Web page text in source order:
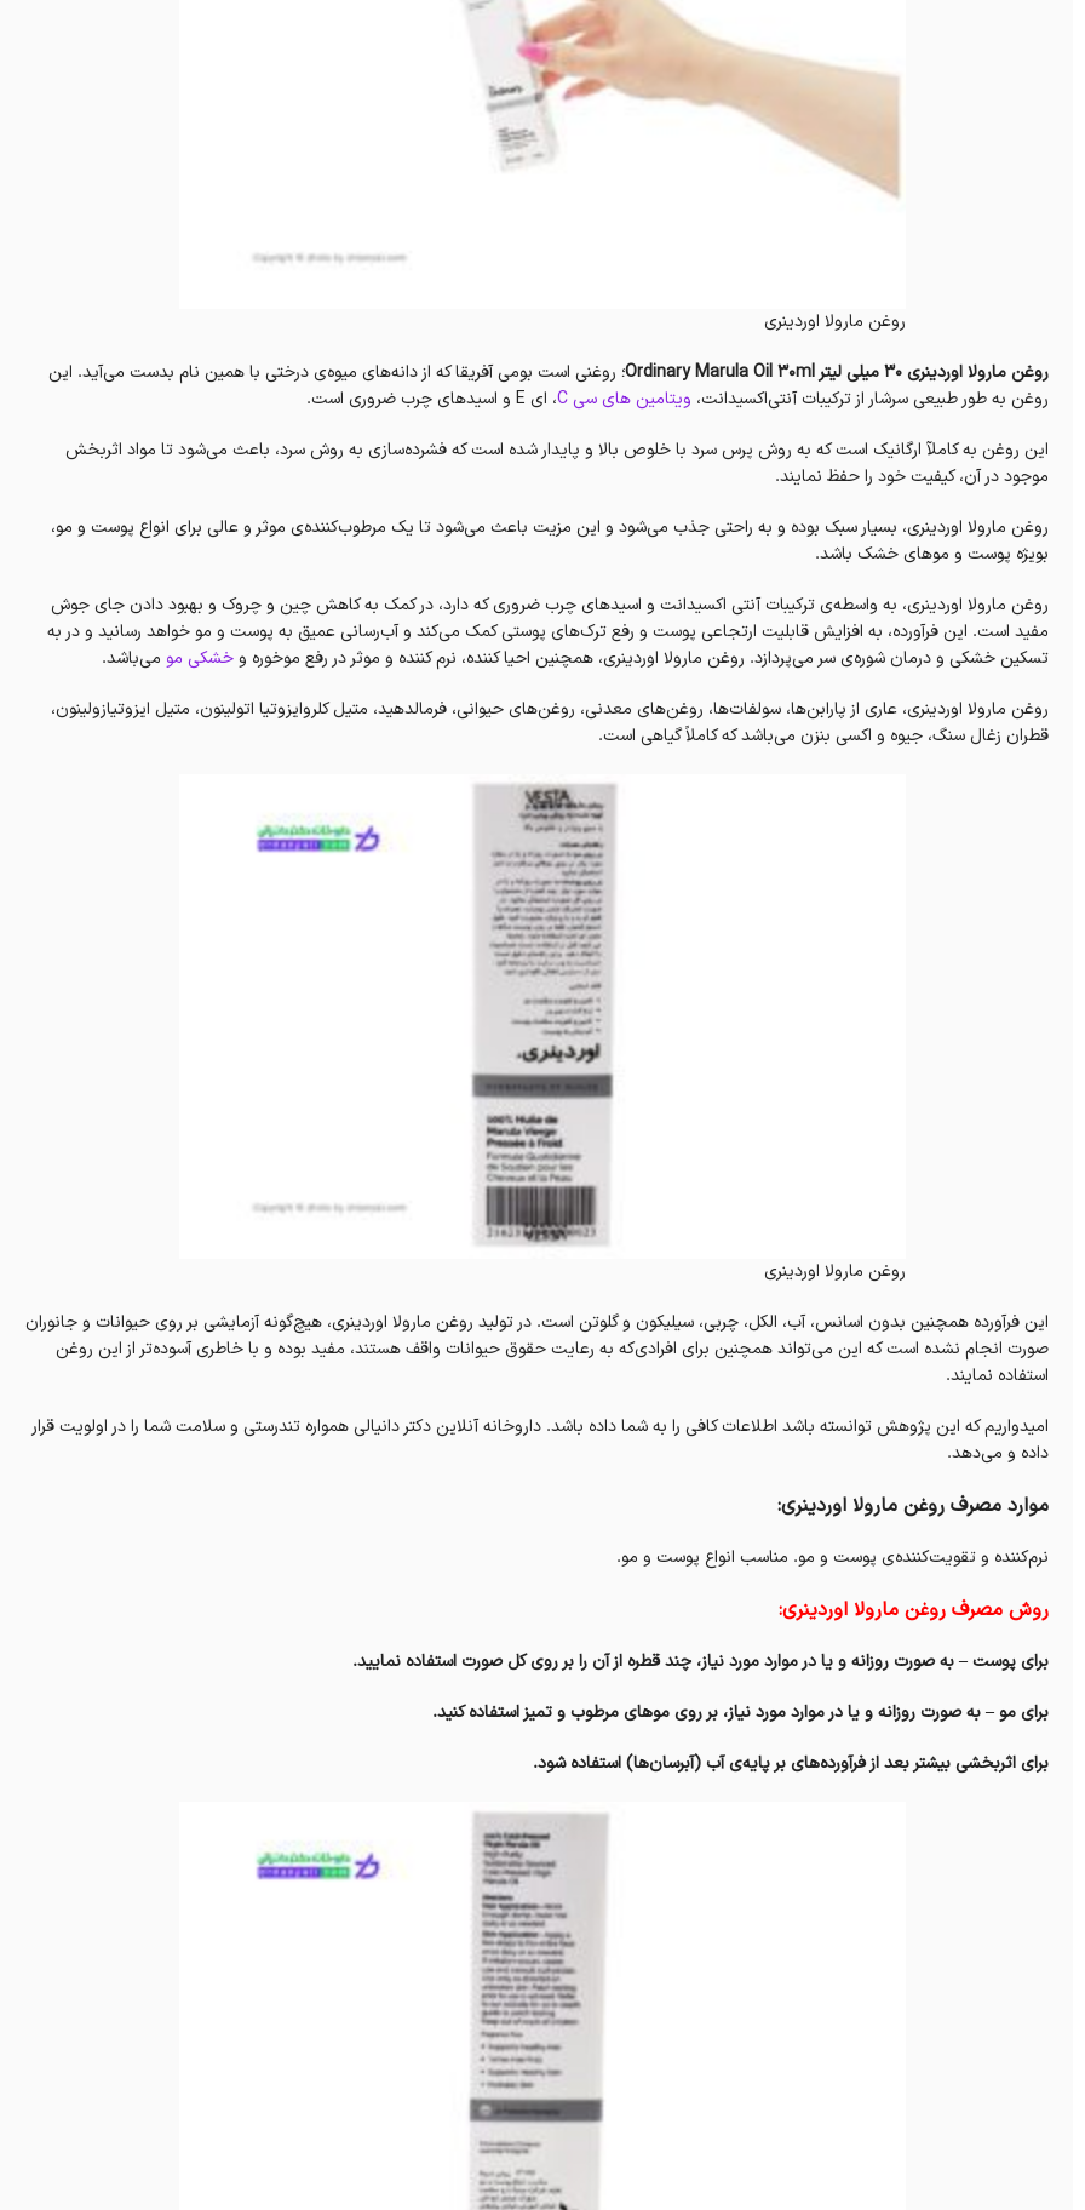
روغن مارولا اوردینری
روغن مارولا اوردینری 30 میلی لیتر Ordinary Marula Oil 30ml
؛ روغنی است بومی آفریقا که از دانه‌های میوه‌ی درختی با همین نام بدست می‌آید. این
روغن به طور طبیعی سرشار از ترکیبات آنتی‌اکسیدانت، ویتامین های سی C
، ای E و اسیدهای چرب ضروری است.
این روغن به کاملآ ارگانیک است که به روش پرس سرد با خلوص بالا و پایدار شده است که فشرده‌سازی به روش سرد، باعث می‌شود تا مواد اثربخش
موجود در آن، کیفیت خود را حفظ نمایند.
روغن مارولا اوردینری، بسیار سبک بوده و به راحتی جذب می‌شود و این مزیت باعث می‌شود تا یک مرطوب‌کننده‌ی موثر و عالی برای انواع پوست و مو،
بویژه پوست و موهای خشک باشد.
روغن مارولا اوردینری، به واسطه‌ی ترکیبات آنتی ‌اکسیدانت و اسیدهای چرب ضروری که دارد، در کمک به کاهش چین و چروک و بهبود دادن جای جوش
مفید است. این فرآورده، به افزایش قابلیت ارتجاعی پوست و رفع ترک‌های پوستی کمک می‌کند و آب‌رسانی عمیق به پوست و مو خواهد رسانید و در به
تسکین خشکی و درمان شوره‌ی سر می‌پردازد. روغن مارولا اوردینری، همچنین احیا کننده، نرم کننده و موثر در رفع موخوره وخشکی مو می‌باشد.
روغن مارولا اوردینری، عاری از پارابن‌ها، سولفات‌ها، روغن‌های معدنی، روغن‌های حیوانی، فرمالدهید، متیل کلروایزوتیا اتولینون، متیل ایزوتیازولینون،
قطران زغال سنگ، جیوه و اکسی بنزن می‌باشد که کاملاً گیاهی است.
روغن مارولا اوردینری
این فرآورده همچنین بدون اسانس، آب، الکل، چربی، سیلیکون و گلوتن است. در تولید روغن مارولا اوردینری، هیچ‌گونه آزمایشی بر روی حیوانات و جانوران
صورت انجام نشده است که این می‌تواند همچنین برای افرادی‌که به رعایت حقوق حیوانات واقف هستند، مفید بوده و با خاطری آسوده‌تر از این روغن
استفاده نمایند.
امیدواریم که این پژوهش توانسته باشد اطلاعات کافی را به شما داده باشد. داروخانه‌ آنلاین دکتر دانیالی همواره تندرستی و سلامت شما را در اولویت قرار
داده و می‌دهد.
موارد مصرف روغن مارولا اوردینری:
نرم‌کننده و تقویت‌کننده‌ی پوست و مو. مناسب انواع پوست و مو.
روش مصرف روغن مارولا اوردینری:
برای پوست – به صورت روزانه و یا در موارد مورد نیاز، چند قطره از آن را بر روی کل صورت استفاده نمایید.
برای مو – به صورت روزانه و یا در موارد مورد نیاز، بر روی موهای مرطوب و تمیز استفاده کنید.
برای اثر‌بخشی بیشتر بعد از فرآورده‌های بر پایه‌ی آب (آبرسان‌ها) استفاده شود.